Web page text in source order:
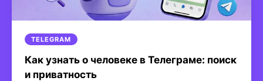
TELEGRAM
Как узнать о человеке в Телеграме: поиск
и приватность